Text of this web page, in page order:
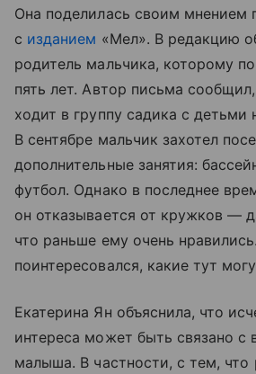
Она поделилась своим мнением
с изданием «Мел». В редакцию
родитель мальчика, которому
пять лет. Автор письма
ходит в группу садика с детьми
В сентябре мальчик захотел
дополнительные занятия:
футбол. Однако в последнее
он отказывается от кружков —
что раньше ему очень
поинтересовался, какие тут
Екатерина Ян объяснила, что
интереса может быть связано с
малыша. В частности, с тем, что